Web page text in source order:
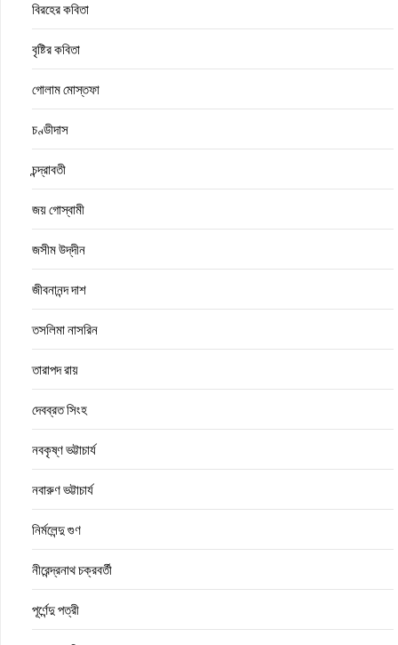
বিরহের কবিতা
বৃষ্টির কবিতা
গোলাম মোস্তফা
চণ্ডীদাস
চন্দ্রাবতী
জয় গোস্বামী
জসীম উদ্‌দীন
জীবনানন্দ দাশ
তসলিমা নাসরিন
তারাপদ রায়
দেবব্রত সিংহ
নবকৃষ্ণ ভট্টাচার্য
নবারুণ ভট্টাচার্য
নির্মলেন্দু গুণ
নীরেন্দ্রনাথ চক্রবর্তী
পূর্ণেন্দু পত্রী